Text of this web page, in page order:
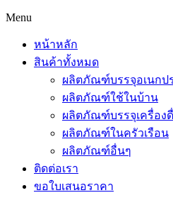
Menu
หน้าหลัก
สินค้าทั้งหมด
ผลิตภัณฑ์บรรจุอเนกป
ผลิตภัณฑ์ใช้ในบ้าน
ผลิตภัณฑ์บรรจุเครื่อง
ผลิตภัณฑ์ในครัวเรือน
ผลิตภัณฑ์อื่นๆ
ติดต่อเรา
ขอใบเสนอราคา